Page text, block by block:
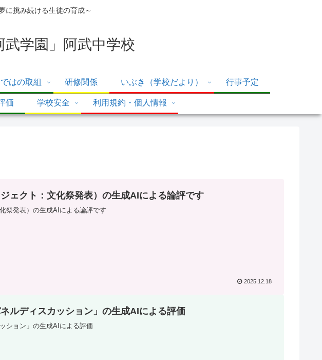
に挑み続ける生徒の育成～
武学園」阿武中学校
はの取組 研修関係 いぶき（学校だより） 行事予定
価 学校安全 利用規約・個人情報
ェクト：文化祭発表）の生成AIによる論評です
祭発表）の生成AIによる論評です
2025.12.18
ルディスカッション」の生成AIによる評価
ション」の生成AIによる評価